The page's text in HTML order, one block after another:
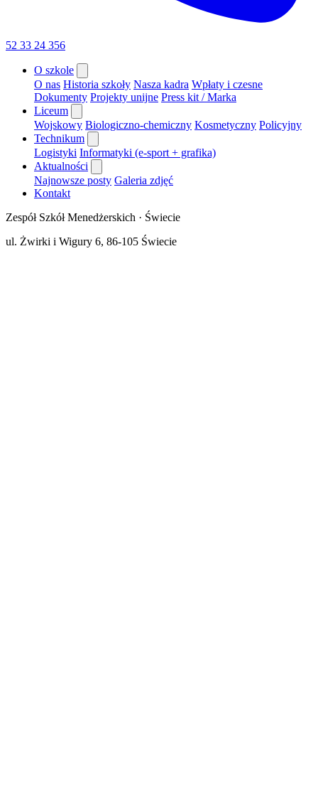
52 33 24 356
O szkole
O nas Historia szkoły Nasza kadra Wpłaty i czesne
Dokumenty Projekty unijne Press kit / Marka
Liceum
Wojskowy Biologiczno-chemiczny Kosmetyczny Policyjny
Technikum
Logistyki Informatyki (e-sport + grafika)
Aktualności
Najnowsze posty Galeria zdjęć
Kontakt
Zespół Szkół Menedżerskich · Świecie
ul. Żwirki i Wigury 6, 86-105 Świecie